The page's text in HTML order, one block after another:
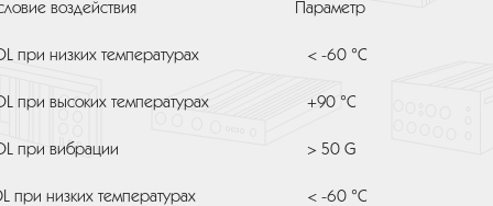
воздействия Параметр
при низких температурах < -60 °C
при высоких температурах +90 °C
при вибрации > 50 G
при низких температурах < -60 °C